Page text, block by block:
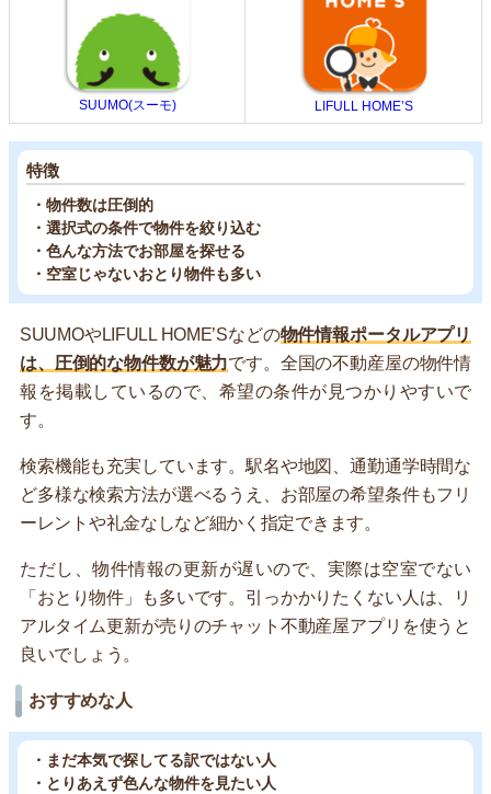
SUUMO(スーモ) LIFULL HOME’S
特徴
・物件数は圧倒的
・選択式の条件で物件を絞り込む
・色んな方法でお部屋を探せる
・空室じゃないおとり物件も多い
SUUMOやLIFULL HOME’Sなどの物件情報ポータルアプリ
は、圧倒的な物件数が魅力です。全国の不動産屋の物件情
報を掲載しているので、希望の条件が見つかりやすいで
す。
検索機能も充実しています。駅名や地図、通勤通学時間な
ど多様な検索方法が選べるうえ、お部屋の希望条件もフリ
ーレントや礼金なしなど細かく指定できます。
ただし、物件情報の更新が遅いので、実際は空室でない
「おとり物件」も多いです。引っかかりたくない人は、リ
アルタイム更新が売りのチャット不動産屋アプリを使うと
良いでしょう。
おすすめな人
・まだ本気で探してる訳ではない人
・とりあえず色んな物件を見たい人